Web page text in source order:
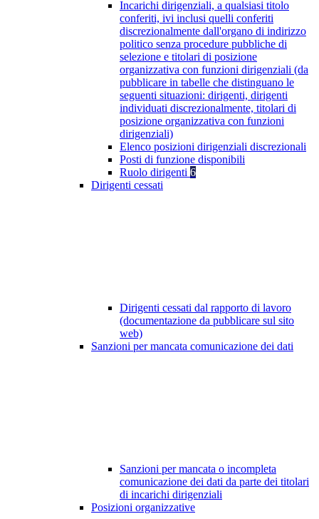
Incarichi dirigenziali, a qualsiasi titolo
conferiti, ivi inclusi quelli conferiti
discrezionalmente dall'organo di indirizzo
politico senza procedure pubbliche di
selezione e titolari di posizione
organizzativa con funzioni dirigenziali (da
pubblicare in tabelle che distinguano le
seguenti situazioni: dirigenti, dirigenti
individuati discrezionalmente, titolari di
posizione organizzativa con funzioni
dirigenziali)
Elenco posizioni dirigenziali discrezionali
Posti di funzione disponibili
Ruolo dirigenti 6
Dirigenti cessati
Dirigenti cessati dal rapporto di lavoro
(documentazione da pubblicare sul sito
web)
Sanzioni per mancata comunicazione dei dati
Sanzioni per mancata o incompleta
comunicazione dei dati da parte dei titolari
di incarichi dirigenziali
Posizioni organizzative